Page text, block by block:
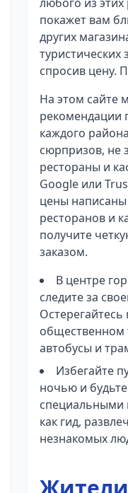
покажет вам
других
туристических
спросив цену.
На этом сайте
рекомендации
каждого
сюрпризов, не
рестораны и
Google или
цены
ресторанов и
получите
заказом.
В центре
следите за
общественном
автобусы и
Избегайте
ночью и
специальными
как гид,
незнакомых